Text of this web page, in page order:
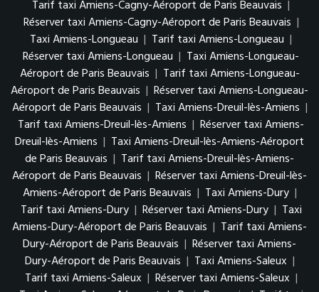
Tarif taxi Amiens-Cagny-Aéroport de Paris Beauvais |
Réserver taxi Amiens-Cagny-Aéroport de Paris Beauvais |
Taxi Amiens-Longueau | Tarif taxi Amiens-Longueau |
Réserver taxi Amiens-Longueau | Taxi Amiens-Longueau-
Aéroport de Paris Beauvais | Tarif taxi Amiens-Longueau-
Aéroport de Paris Beauvais | Réserver taxi Amiens-Longueau-
Aéroport de Paris Beauvais | Taxi Amiens-Dreuil-lès-Amiens |
Tarif taxi Amiens-Dreuil-lès-Amiens | Réserver taxi Amiens-
Dreuil-lès-Amiens | Taxi Amiens-Dreuil-lès-Amiens-Aéroport
de Paris Beauvais | Tarif taxi Amiens-Dreuil-lès-Amiens-
Aéroport de Paris Beauvais | Réserver taxi Amiens-Dreuil-lès-
Amiens-Aéroport de Paris Beauvais | Taxi Amiens-Dury |
Tarif taxi Amiens-Dury | Réserver taxi Amiens-Dury | Taxi
Amiens-Dury-Aéroport de Paris Beauvais | Tarif taxi Amiens-
Dury-Aéroport de Paris Beauvais | Réserver taxi Amiens-
Dury-Aéroport de Paris Beauvais | Taxi Amiens-Saleux |
Tarif taxi Amiens-Saleux | Réserver taxi Amiens-Saleux |